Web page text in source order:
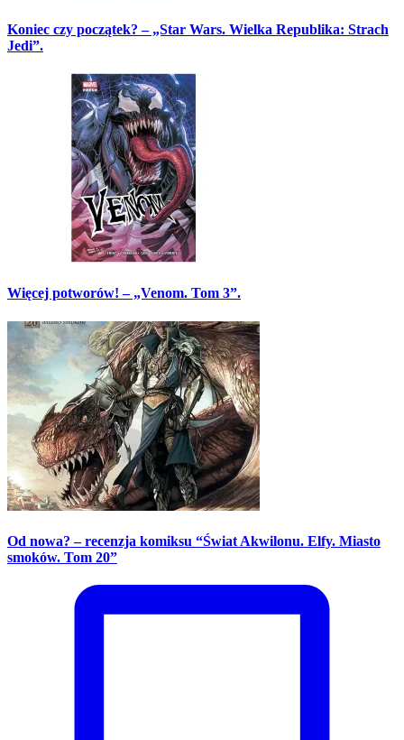
Koniec czy początek? – „Star Wars. Wielka Republika: Strach
Jedi”.
Więcej potworów! – „Venom. Tom 3”.
Od nowa? – recenzja komiksu “Świat Akwilonu. Elfy. Miasto
smoków. Tom 20”